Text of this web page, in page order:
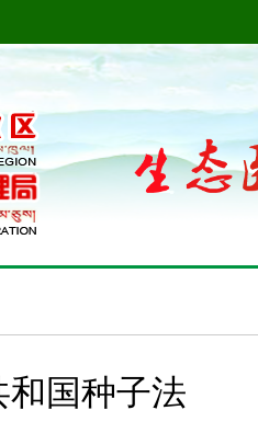
国种子法